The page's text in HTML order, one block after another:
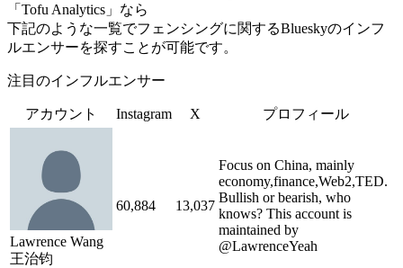
「Tofu Analytics」なら
下記のような一覧でフェンシングに関するBlueskyのインフ
ルエンサーを探すことが可能です。
注目のインフルエンサー
アカウント Instagram X プロフィール
Lawrence Wang
王治钧
60,884 13,037
Focus on China, mainly
economy,finance,Web2,TED.
Bullish or bearish, who
knows? This account is
maintained by
@LawrenceYeah